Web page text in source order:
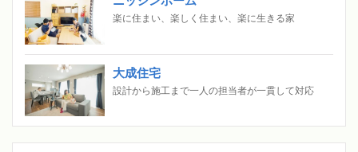
楽に住まい、楽しく住まい、楽に生きる家
大成住宅
設計から施工まで一人の担当者が一貫して対応